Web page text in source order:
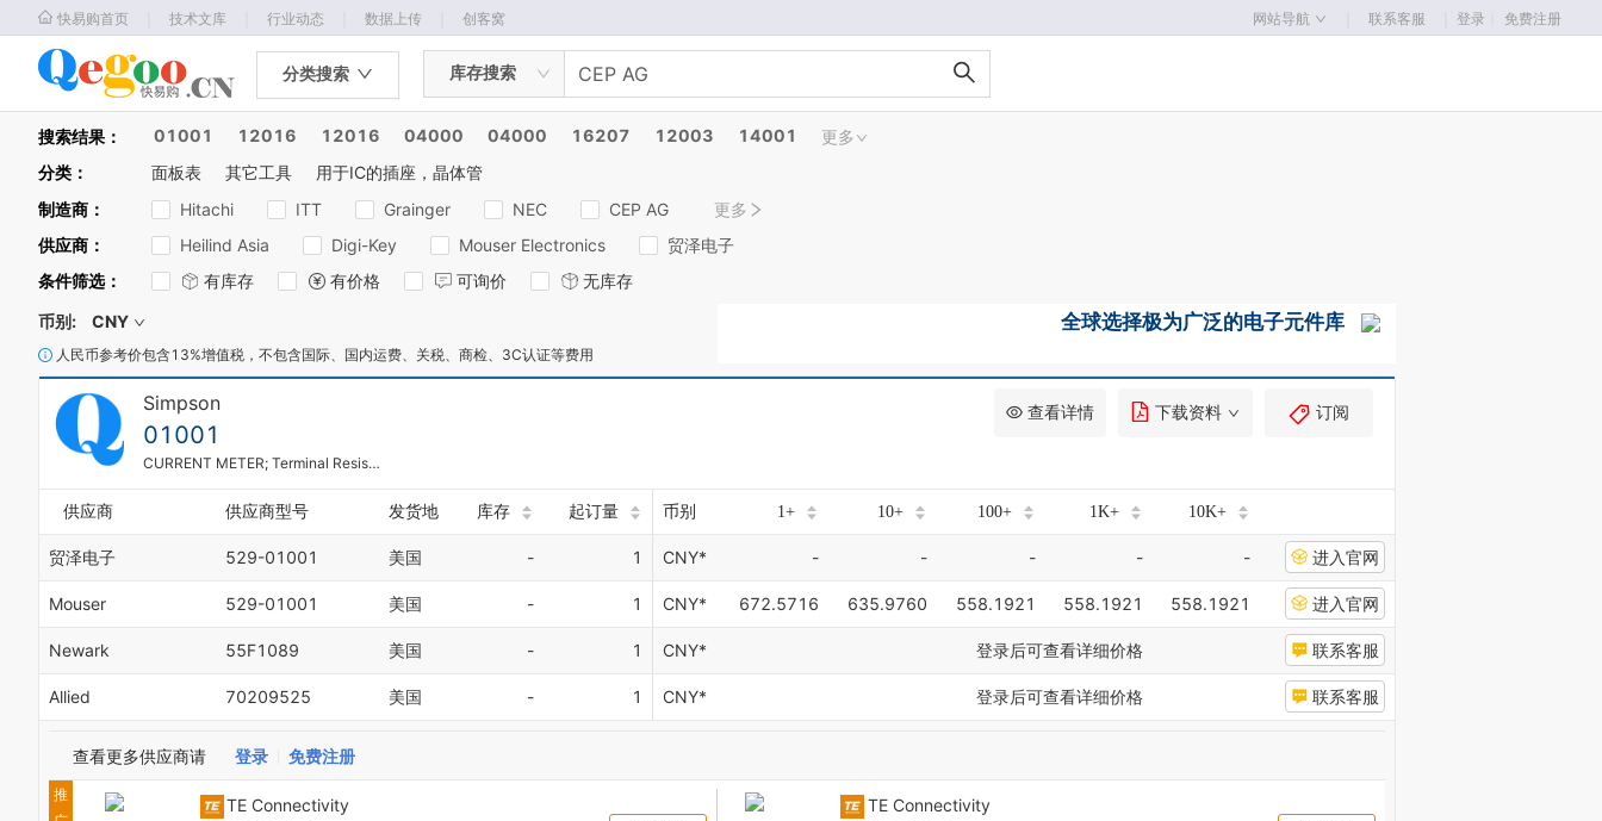
登录 免费注册
快易购首页 技术文库 行业动态 数据上传 创客窝 网站导航 联系客服
分类搜索 库存搜索
搜索结果： 01001 12016 12016 04000 04000 16207 12003 14001 更多
分类 ： 面板表 其它工具
用于IC的插座，晶体管
制造商 ： Hitachi ITT Grainger NEC CEP AG 更多
供应商 ： Heilind Asia Digi-Key Mouser Electronics
贸泽电子
条件筛选： 有库存 有价格 可询价
无库存
币别:
CNY
人民币参考价包含13%增值税，不包含国际、国内运费、关税、商检、3C认证等费用
Simpson
01001
CURRENT METER; Terminal Resistance Range:-; Meter Function:AC Amps; Meter Range:0A to 10A; Panel See More...
查看详情 下载资料 订阅
供应商 供应商型号 发货地 库存 起订量 币别 1+ 10+ 100+ 1K+ 10K+
贸泽电子 529-01001 美国 - 1 CNY* - - - - - 进入官网
Mouser 529-01001 美国 - 1 CNY* 672.5716 635.9760 558.1921 558.1921 558.1921 进入官网
Newark 55F1089 美国 - 1 CNY* 登录后可查看详细价格 联系客服
Allied 70209525 美国 - 1 CNY* 登录后可查看详细价格 联系客服
查看更多供应商请 登录 免费注册
推
TE Connectivity TE Connectivity